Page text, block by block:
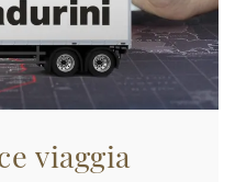
viaggia